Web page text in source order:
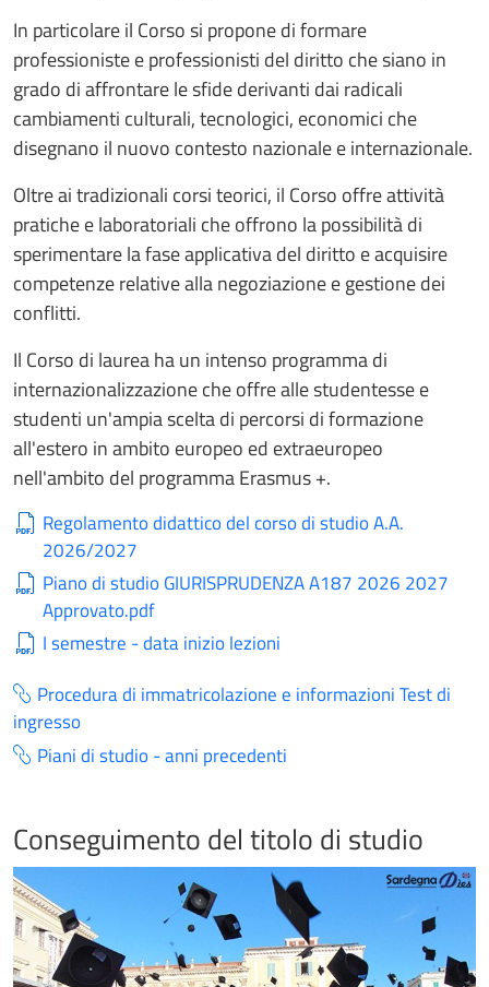
In particolare il Corso si propone di formare
professioniste e professionisti del diritto che siano in
grado di affrontare le sfide derivanti dai radicali
cambiamenti culturali, tecnologici, economici che
disegnano il nuovo contesto nazionale e internazionale.
Oltre ai tradizionali corsi teorici, il Corso offre attività
pratiche e laboratoriali che offrono la possibilità di
sperimentare la fase applicativa del diritto e acquisire
competenze relative alla negoziazione e gestione dei
conflitti.
Il Corso di laurea ha un intenso programma di
internazionalizzazione che offre alle studentesse e
studenti un'ampia scelta di percorsi di formazione
all'estero in ambito europeo ed extraeuropeo
nell'ambito del programma Erasmus+.
Regolamento didattico del corso di studio A.A.
2026/2027
Piano di studio GIURISPRUDENZA A187 2026 2027
Approvato.pdf
I semestre - data inizio lezioni
Procedura di immatricolazione e informazioni Test di
ingresso
Piani di studio - anni precedenti
Conseguimento del titolo di studio